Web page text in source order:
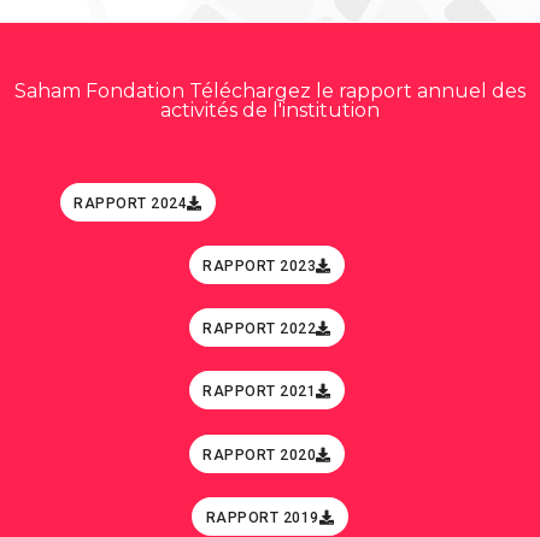
Saham Fondation Téléchargez le rapport annuel des
activités de l'institution
RAPPORT 2024
RAPPORT 2023
RAPPORT 2022
RAPPORT 2021
RAPPORT 2020
RAPPORT 2019